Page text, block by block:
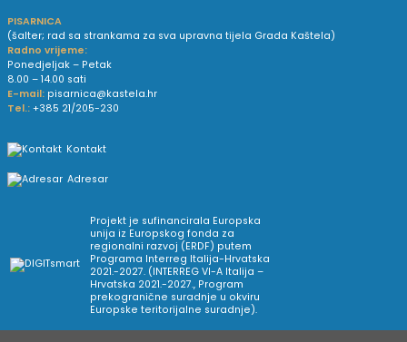
PISARNICA
(šalter; rad sa strankama za sva upravna tijela Grada Kaštela)
Radno vrijeme:
Ponedjeljak – Petak
8.00 – 14.00 sati
E-mail: pisarnica@kastela.hr
Tel.: +385 21/205-230
Kontakt
Adresar
Projekt je sufinancirala Europska
unija iz Europskog fonda za
regionalni razvoj (ERDF) putem
Programa Interreg Italija-Hrvatska
2021.-2027. (INTERREG VI-A Italija –
Hrvatska 2021.-2027., Program
prekogranične suradnje u okviru
Europske teritorijalne suradnje).